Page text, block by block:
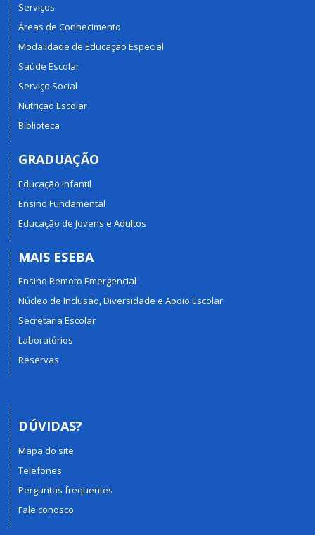
Serviços
Áreas de Conhecimento
Modalidade de Educação Especial
Saúde Escolar
Serviço Social
Nutrição Escolar
Biblioteca
GRADUAÇÃO
Educação Infantil
Ensino Fundamental
Educação de Jovens e Adultos
MAIS ESEBA
Ensino Remoto Emergencial
Núcleo de Inclusão, Diversidade e Apoio Escolar
Secretaria Escolar
Laboratórios
Reservas
DÚVIDAS?
Mapa do site
Telefones
Perguntas frequentes
Fale conosco